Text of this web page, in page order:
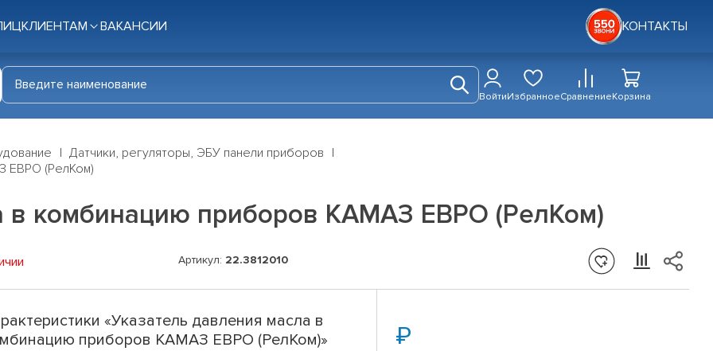
КЛИЕНТАМ ВАКАНСИИ КОНТАКТЫ
ВойтиИзбранноеСравнениеКорзина
Датчики, регуляторы, ЭБУ панели приборов
ЕВРО (РелКом)
в комбинацию приборов КАМАЗ ЕВРО (РелКом)
Артикул: 22.3812010
«Указатель давления масла в
приборов КАМАЗ ЕВРО (РелКом)»